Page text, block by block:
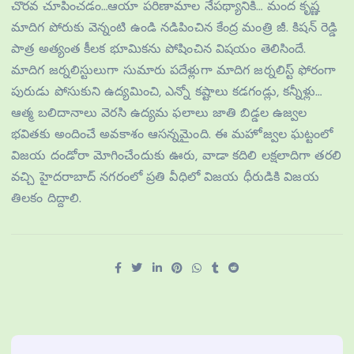
చొరవ చూపించడం…ఆయా పరిణామాల నేపథ్యానికి… మంద కృష్ణ
మాదిగ పోరుకు వెన్నంటి ఉండి నడిపించిన కేంద్ర మంత్రి జీ. కిషన్ రెడ్డి
పాత్ర అత్యంత కీలక భూమికను పోషించిన విషయం తెలిసిందే.
మాదిగ జర్నలిస్టులుగా సుమారు పదేళ్లుగా మాదిగ జర్నలిస్ట్ ఫోరంగా
పురుడు పోసుకుని ఉద్యమించి, ఎన్నో కష్టాలు కడగండ్లు, కన్నీళ్లు…
ఆత్మ బలిదానాలు వెరసి ఉద్యమ ఫలాలు జాతి బిడ్డల ఉజ్వల
భవితకు అందించే అవకాశం ఆసన్నమైంది. ఈ మహోజ్వల ఘట్టంలో
విజయ దండోరా మోగించేందుకు ఊరు, వాడా కదిలి లక్షలాదిగా తరలి
వచ్చి హైదరాబాద్ నగరంలో ప్రతి వీధిలో విజయ ధీరుడికి విజయ
తిలకం దిద్దాలి.